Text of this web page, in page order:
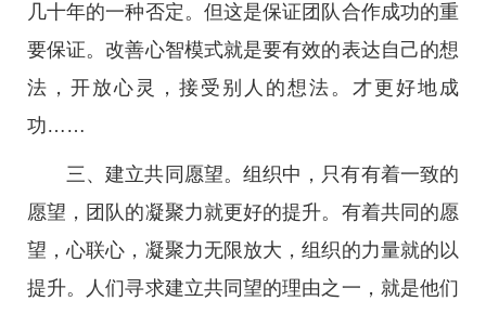
几十年的一种否定。但这是保证团队合作成功的重
要保证。改善心智模式就是要有效的表达自己的想
法，开放心灵，接受别人的想法。才更好地成
功……
三、建立共同愿望。组织中，只有有着一致的
愿望，团队的凝聚力就更好的提升。有着共同的愿
望，心联心，凝聚力无限放大，组织的力量就的以
提升。人们寻求建立共同望的理由之一，就是他们